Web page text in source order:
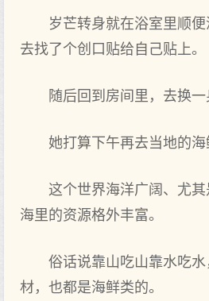
岁芒转身就在浴室里顺
去找了个创口贴给自己贴上。
随后回到房间里，去换一
她打算下午再去当地的海
这个世界海洋广阔、尤其
海里的资源格外丰富。
俗话说靠山吃山靠水吃
材，也都是海鲜类的。